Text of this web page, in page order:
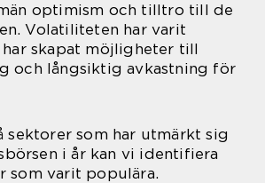
optimism och tilltro till de
Volatiliteten har varit
skapat möjligheter till
och långsiktig avkastning för
sektorer som har utmärkt sig
i år kan vi identifiera
som varit populära.